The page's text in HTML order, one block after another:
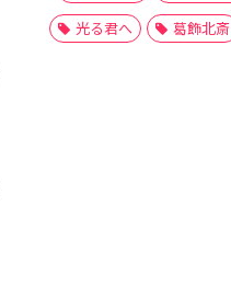
光る君へ
葛飾北斎